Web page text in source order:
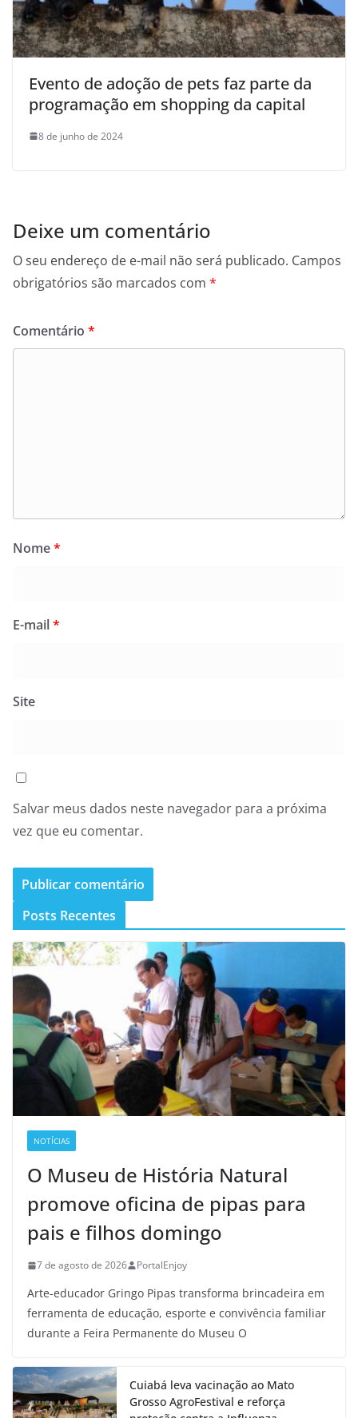
Evento de adoção de pets faz parte da
programação em shopping da capital
8 de junho de 2024
Deixe um comentário
O seu endereço de e-mail não será publicado. Campos
obrigatórios são marcados com *
Comentário *
Nome*
E-mail*
Site
Salvar meus dados neste navegador para a próxima
vez que eu comentar.
Posts Recentes
NOTÍCIAS
O Museu de História Natural
promove oficina de pipas para
pais e filhos domingo
7 de agosto de 2026 PortalEnjoy
Arte-educador Gringo Pipas transforma brincadeira em
ferramenta de educação, esporte e convivência familiar
durante a Feira Permanente do Museu O
Cuiabá leva vacinação ao Mato
Grosso AgroFestival e reforça